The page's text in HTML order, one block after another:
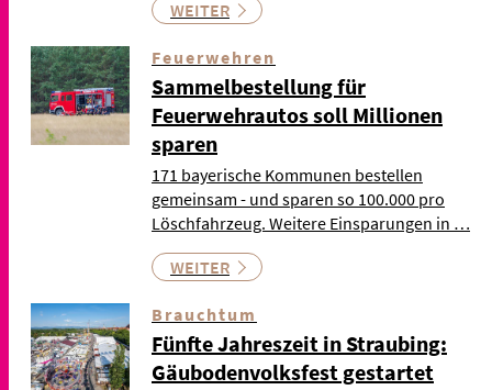
WEITER
Feuerwehren
Sammelbestellung für
Feuerwehrautos soll Millionen
sparen
171 bayerische Kommunen bestellen
gemeinsam - und sparen so 100.000 pro
Löschfahrzeug. Weitere Einsparungen in …
WEITER
Brauchtum
Fünfte Jahreszeit in Straubing:
Gäubodenvolksfest gestartet